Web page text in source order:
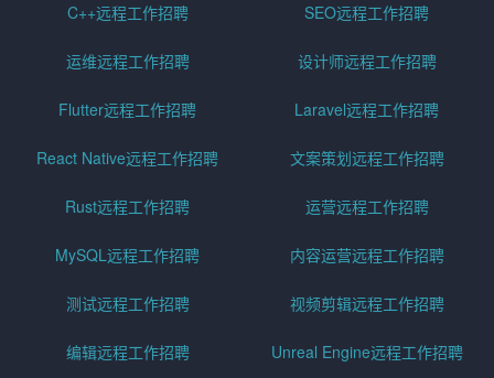
C++远程工作招聘 SEO远程工作招聘
运维远程工作招聘 设计师远程工作招聘
Flutter远程工作招聘 Laravel远程工作招聘
React Native远程工作招聘 文案策划远程工作招聘
Rust远程工作招聘 运营远程工作招聘
MySQL远程工作招聘 内容运营远程工作招聘
测试远程工作招聘 视频剪辑远程工作招聘
编辑远程工作招聘 Unreal Engine远程工作招聘